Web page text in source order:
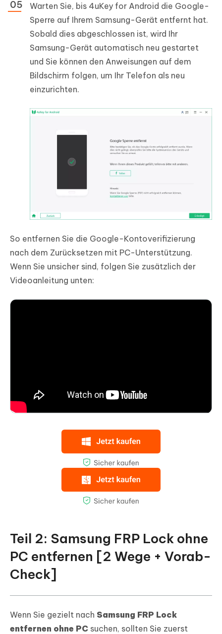
Warten Sie, bis 4uKey for Android die Google-
Sperre auf Ihrem Samsung-Gerät entfernt hat.
Sobald dies abgeschlossen ist, wird Ihr
Samsung-Gerät automatisch neu gestartet
und Sie können den Anweisungen auf dem
Bildschirm folgen, um Ihr Telefon als neu
einzurichten.
So entfernen Sie die Google-Kontoverifizierung
nach dem Zurücksetzen mit PC-Unterstützung.
Wenn Sie unsicher sind, folgen Sie zusätzlich der
Videoanleitung unten:
Teil 2: Samsung FRP Lock ohne
PC entfernen [2 Wege + Vorab-
Check]
Wenn Sie gezielt nach Samsung FRP Lock
entfernen ohne PC suchen, sollten Sie zuerst